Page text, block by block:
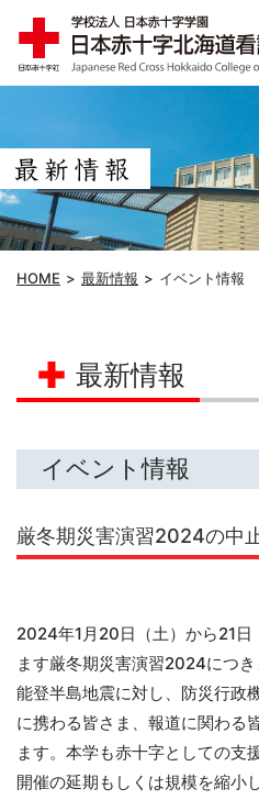
HOME 最新情報 イベント情報
最新情報
イベント情報
厳冬期災害演習2024の中
2024年1月20日（土）から21日
ます厳冬期災害演習2024につき
能登半島地震に対し、防災行政
に携わる皆さま、報道に関わる
ます。本学も赤十字としての支
開催の延期もしくは規模を縮小